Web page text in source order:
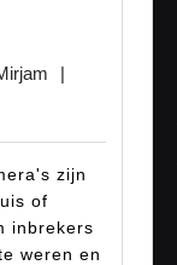
Mama
|
zijn
of
inbrekers
weren en